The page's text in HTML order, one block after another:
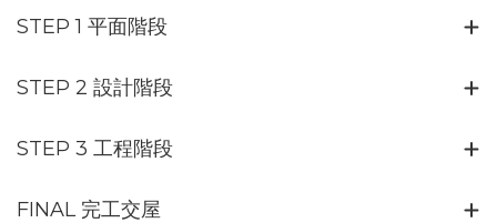
STEP 1 平面階段
STEP 2 設計階段
STEP 3 工程階段
FINAL 完工交屋